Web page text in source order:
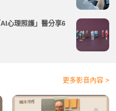
心理照護」醫分享6
更多影音內容 >